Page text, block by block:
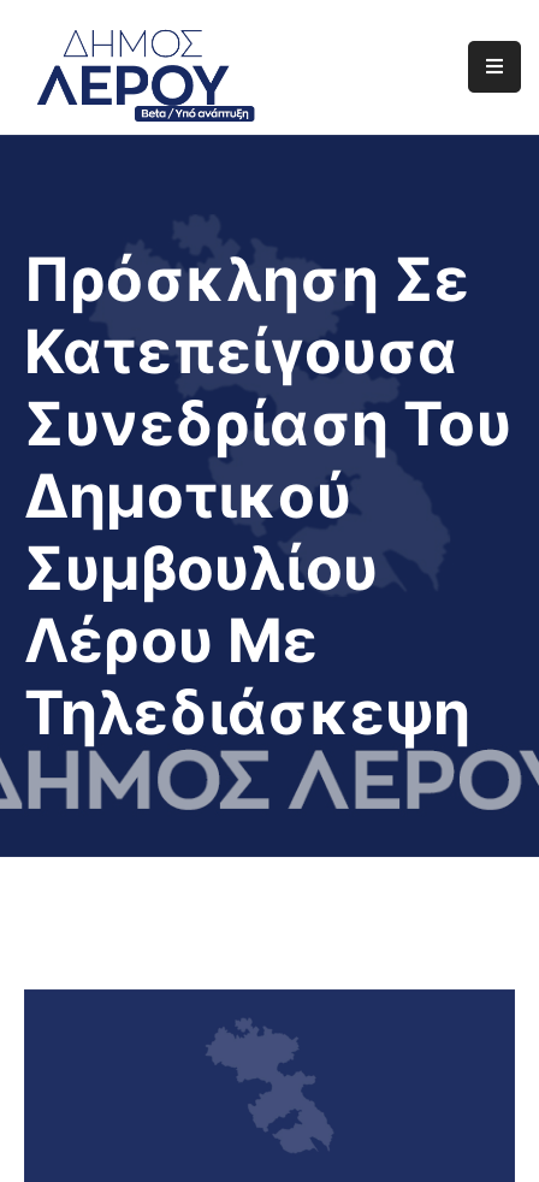
Αρχική
Διαφάνεια
Το
Νησί
Μας
Πρόσκληση Σε
Κατεπείγουσα
Συνεδρίαση Του
Δημοτικού
Συμβουλίου
Λέρου Με
Τηλεδιάσκεψη